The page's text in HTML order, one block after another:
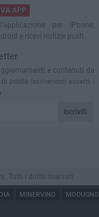
APP
per iPhone,
e ricevi notizie push
e contenuti da
posta
Iscrivendoti accetti i
Iscriviti
Tutti i diritti riservati.
MINERVINO
MODUGNO